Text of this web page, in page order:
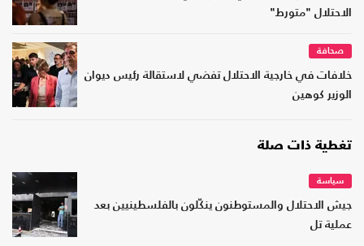
الاحتلال "متورط"
صحافة
خلافات في خارجية الاحتلال تفضي لاستقالة رئيس ديوان
الوزير كوهين
تغطية ذات صلة
سياسة
جيش الاحتلال والمستوطنون ينكّلون بالفلسطينيين بعد
عملية تل